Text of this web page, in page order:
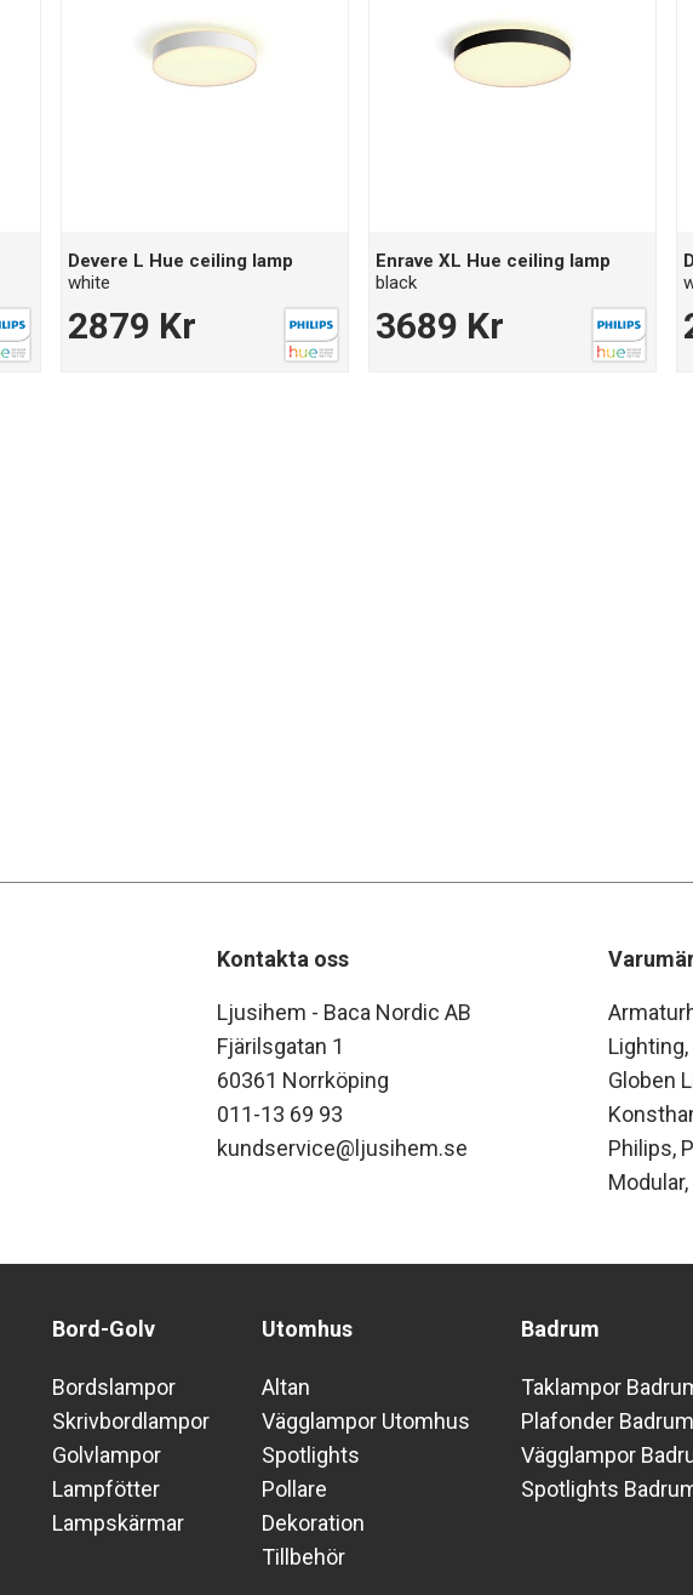
Devere L Hue ceiling lamp
white
2879 Kr
Enrave XL Hue ceiling lamp
black
3689 Kr
Kontakta oss
Ljusihem - Baca Nordic AB
Fjärilsgatan 1
60361 Norrköping
011-13 69 93
kundservice@ljusihem.se
Lighting
Globen
Philips
Modular
Bord-Golv
Bordslampor
Skrivbordlampor
Golvlampor
Lampfötter
Lampskärmar
Utomhus
Altan
Vägglampor Utomhus
Spotlights
Pollare
Dekoration
Tillbehör
Badrum
Taklampor
Plafonder Badrum
Vägglampor
Spotlights